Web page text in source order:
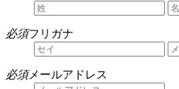
必須フリガナ
必須メールアドレス